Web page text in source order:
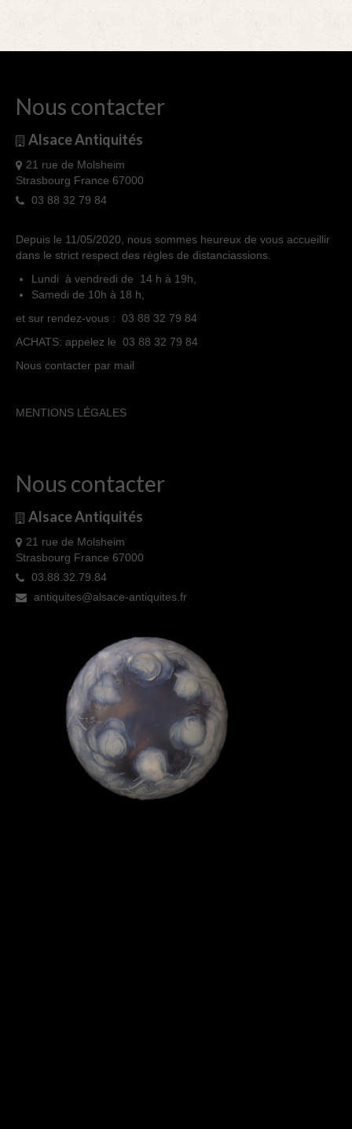
Nous contacter
Alsace Antiquités
21 rue de Molsheim
Strasbourg France 67000
03 88 32 79 84
Depuis le 11/05/2020, nous sommes heureux de vous accueillir
dans le strict respect des règles de distanciassions.
Lundi à vendredi de 14 h à 19h,
Samedi de 10h à 18 h,
et sur rendez-vous : 03 88 32 79 84
ACHATS: appelez le 03 88 32 79 84
Nous contacter par mail
MENTIONS LÉGALES
Nous contacter
Alsace Antiquités
21 rue de Molsheim
Strasbourg France 67000
03.88.32.79.84
antiquites@alsace-antiquites.fr